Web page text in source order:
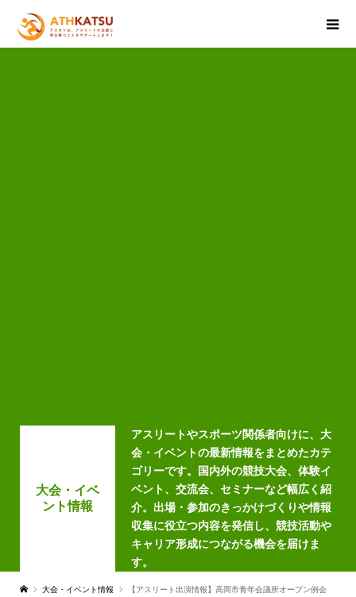
大会・イベ
ント情報
アスリートやスポーツ関係者向けに、大
会・イベントの最新情報をまとめたカテ
ゴリーです。国内外の競技大会、体験イ
ベント、交流会、セミナーなど幅広く紹
介。出場・参加のきっかけづくりや情報
収集に役立つ内容を発信し、競技活動や
キャリア形成につながる機会を届けま
す。
大会・イベント情報
【アスリート出演情報】高岡市青年会議所オープン例会